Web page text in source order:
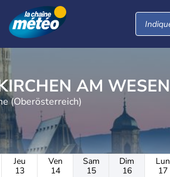
AM WESEN
(Oberösterreich)
Jeu
13
Ven
14
Sam
15
Dim
16
Lun
17